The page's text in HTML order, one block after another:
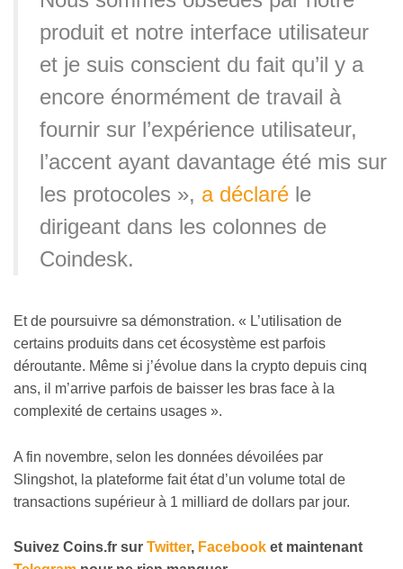
produit et notre interface utilisateur
et je suis conscient du fait qu’il y a
encore énormément de travail à
fournir sur l’expérience utilisateur,
l’accent ayant davantage été mis sur
les protocoles », a déclaré le
dirigeant dans les colonnes de
Coindesk.
Et de poursuivre sa démonstration. « L’utilisation de
certains produits dans cet écosystème est parfois
déroutante. Même si j’évolue dans la crypto depuis cinq
ans, il m’arrive parfois de baisser les bras face à la
complexité de certains usages ».
A fin novembre, selon les données dévoilées par
Slingshot, la plateforme fait état d’un volume total de
transactions supérieur à 1 milliard de dollars par jour.
Suivez Coins.fr sur Twitter, Facebook et maintenant